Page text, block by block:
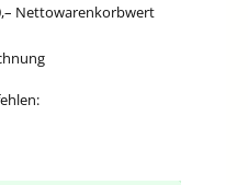
Nettowarenkorbwert